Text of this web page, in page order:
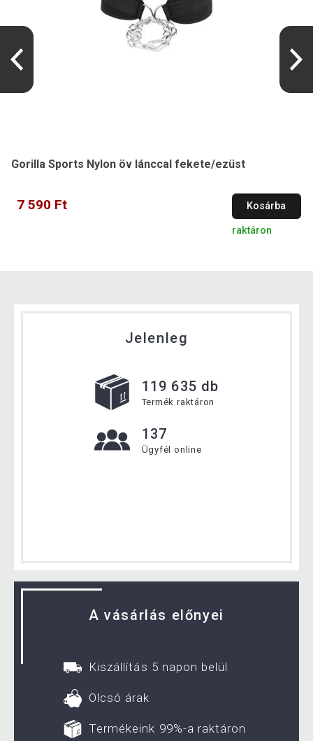
Gorilla Sports Nylon öv lánccal fekete/ezüst
7 590 Ft Kosárba
raktáron
Jelenleg
119 635 db
Termék raktáron
137
Ügyfél online
A vásárlás előnyei
Kiszállítás 5 napon belül
Olcsó árak
Termékeink 99%-a raktáron